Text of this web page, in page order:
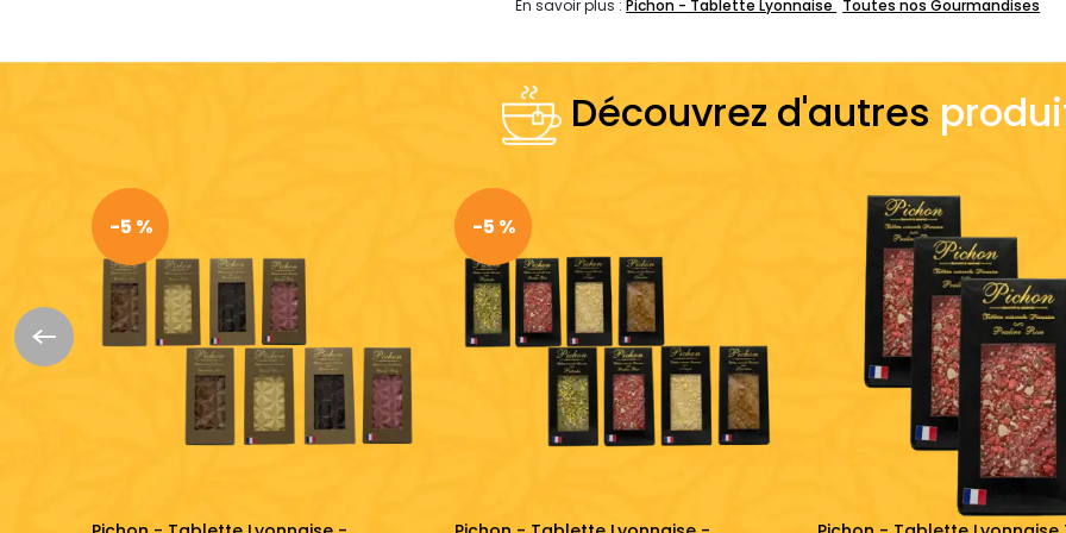
En savoir plus :Pichon - Tablette Lyonnaise Toutes nos Gourmandises
Découvrez d'autres
-5 % -5 %